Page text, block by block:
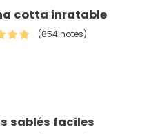
cotta inratable
(854 notes)
sablés faciles